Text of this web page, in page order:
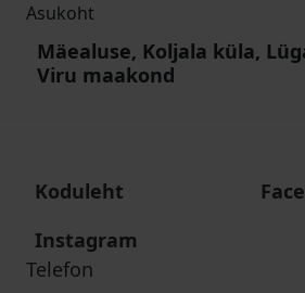
Asukoht
Mäealuse, Koljala küla,
Viru maakond
Koduleht
Instagram
Telefon